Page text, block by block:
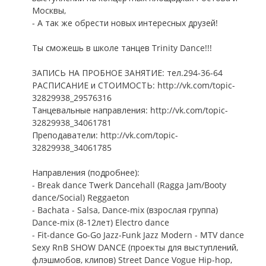
Москвы,
- А так же обрести новых интересных друзей!
Ты сможешь в школе танцев Trinity Dance!!!
ЗАПИСЬ НА ПРОБНОЕ ЗАНЯТИЕ: тел.294-36-64
РАСПИСАНИЕ и СТОИМОСТЬ: http://vk.com/topic-
32829938_29576316
Танцевальные направления: http://vk.com/topic-
32829938_34061781
Преподаватели: http://vk.com/topic-
32829938_34061785
Направления (подробнее):
- Break dance Twerk Dancehall (Ragga Jam/Booty
dance/Social) Reggaeton
- Bachata - Salsa, Dance-mix (взрослая группа)
Dance-mix (8-12лет) Electro dance
- Fit-dance Go-Go Jazz-Funk Jazz Modern - MTV dance
Sexy RnB SHOW DANCE (проекты для выступлений,
флэшмобов, клипов) Street Dance Vogue Hip-hop,